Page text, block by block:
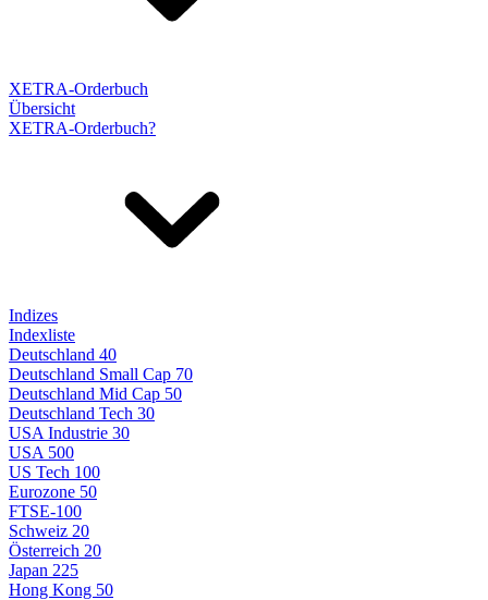
XETRA-Orderbuch
Übersicht
XETRA-Orderbuch?
Indizes
Indexliste
Deutschland 40
Deutschland Small Cap 70
Deutschland Mid Cap 50
Deutschland Tech 30
USA Industrie 30
USA 500
US Tech 100
Eurozone 50
FTSE-100
Schweiz 20
Österreich 20
Japan 225
Hong Kong 50